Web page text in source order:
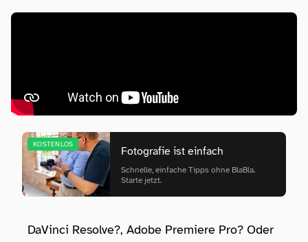
KOSTENLOS
Fotografie ist einfach
Schnelle, einfache Tipps ohne BlaBla.
Starte jetzt.
DaVinci Resolve?, Adobe Premiere Pro? Oder